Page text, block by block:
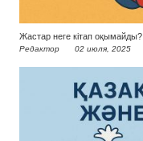
Жастар неге кітап оқымайды?
Редактор 02 июля, 2025